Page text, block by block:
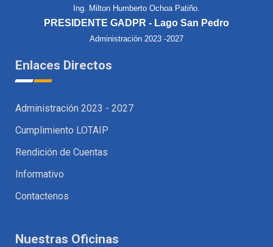
Ing. Milton Humberto Ochoa Patiño.
PRESIDENTE GADPR - Lago San Pedro
Administración 2023 -2027
Enlaces Directos
Administración 2023 - 2027
Cumplimiento LOTAIP
Rendición de Cuentas
Informativo
Contactenos
Nuestras Oficinas